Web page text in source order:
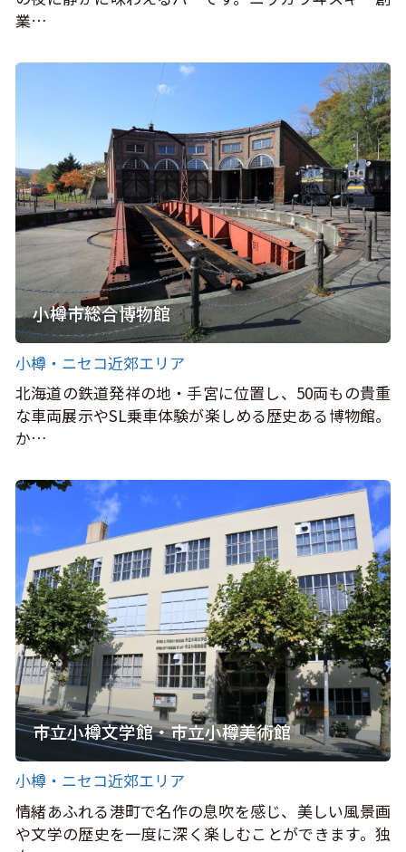
業…
小樽市総合博物館
小樽・ニセコ近郊エリア
北海道の鉄道発祥の地・手宮に位置し、50両もの貴重
な車両展示やSL乗車体験が楽しめる歴史ある博物館。
か…
市立小樽文学館・市立小樽美術館
小樽・ニセコ近郊エリア
情緒あふれる港町で名作の息吹を感じ、美しい風景画
や文学の歴史を一度に深く楽しむことができます。独